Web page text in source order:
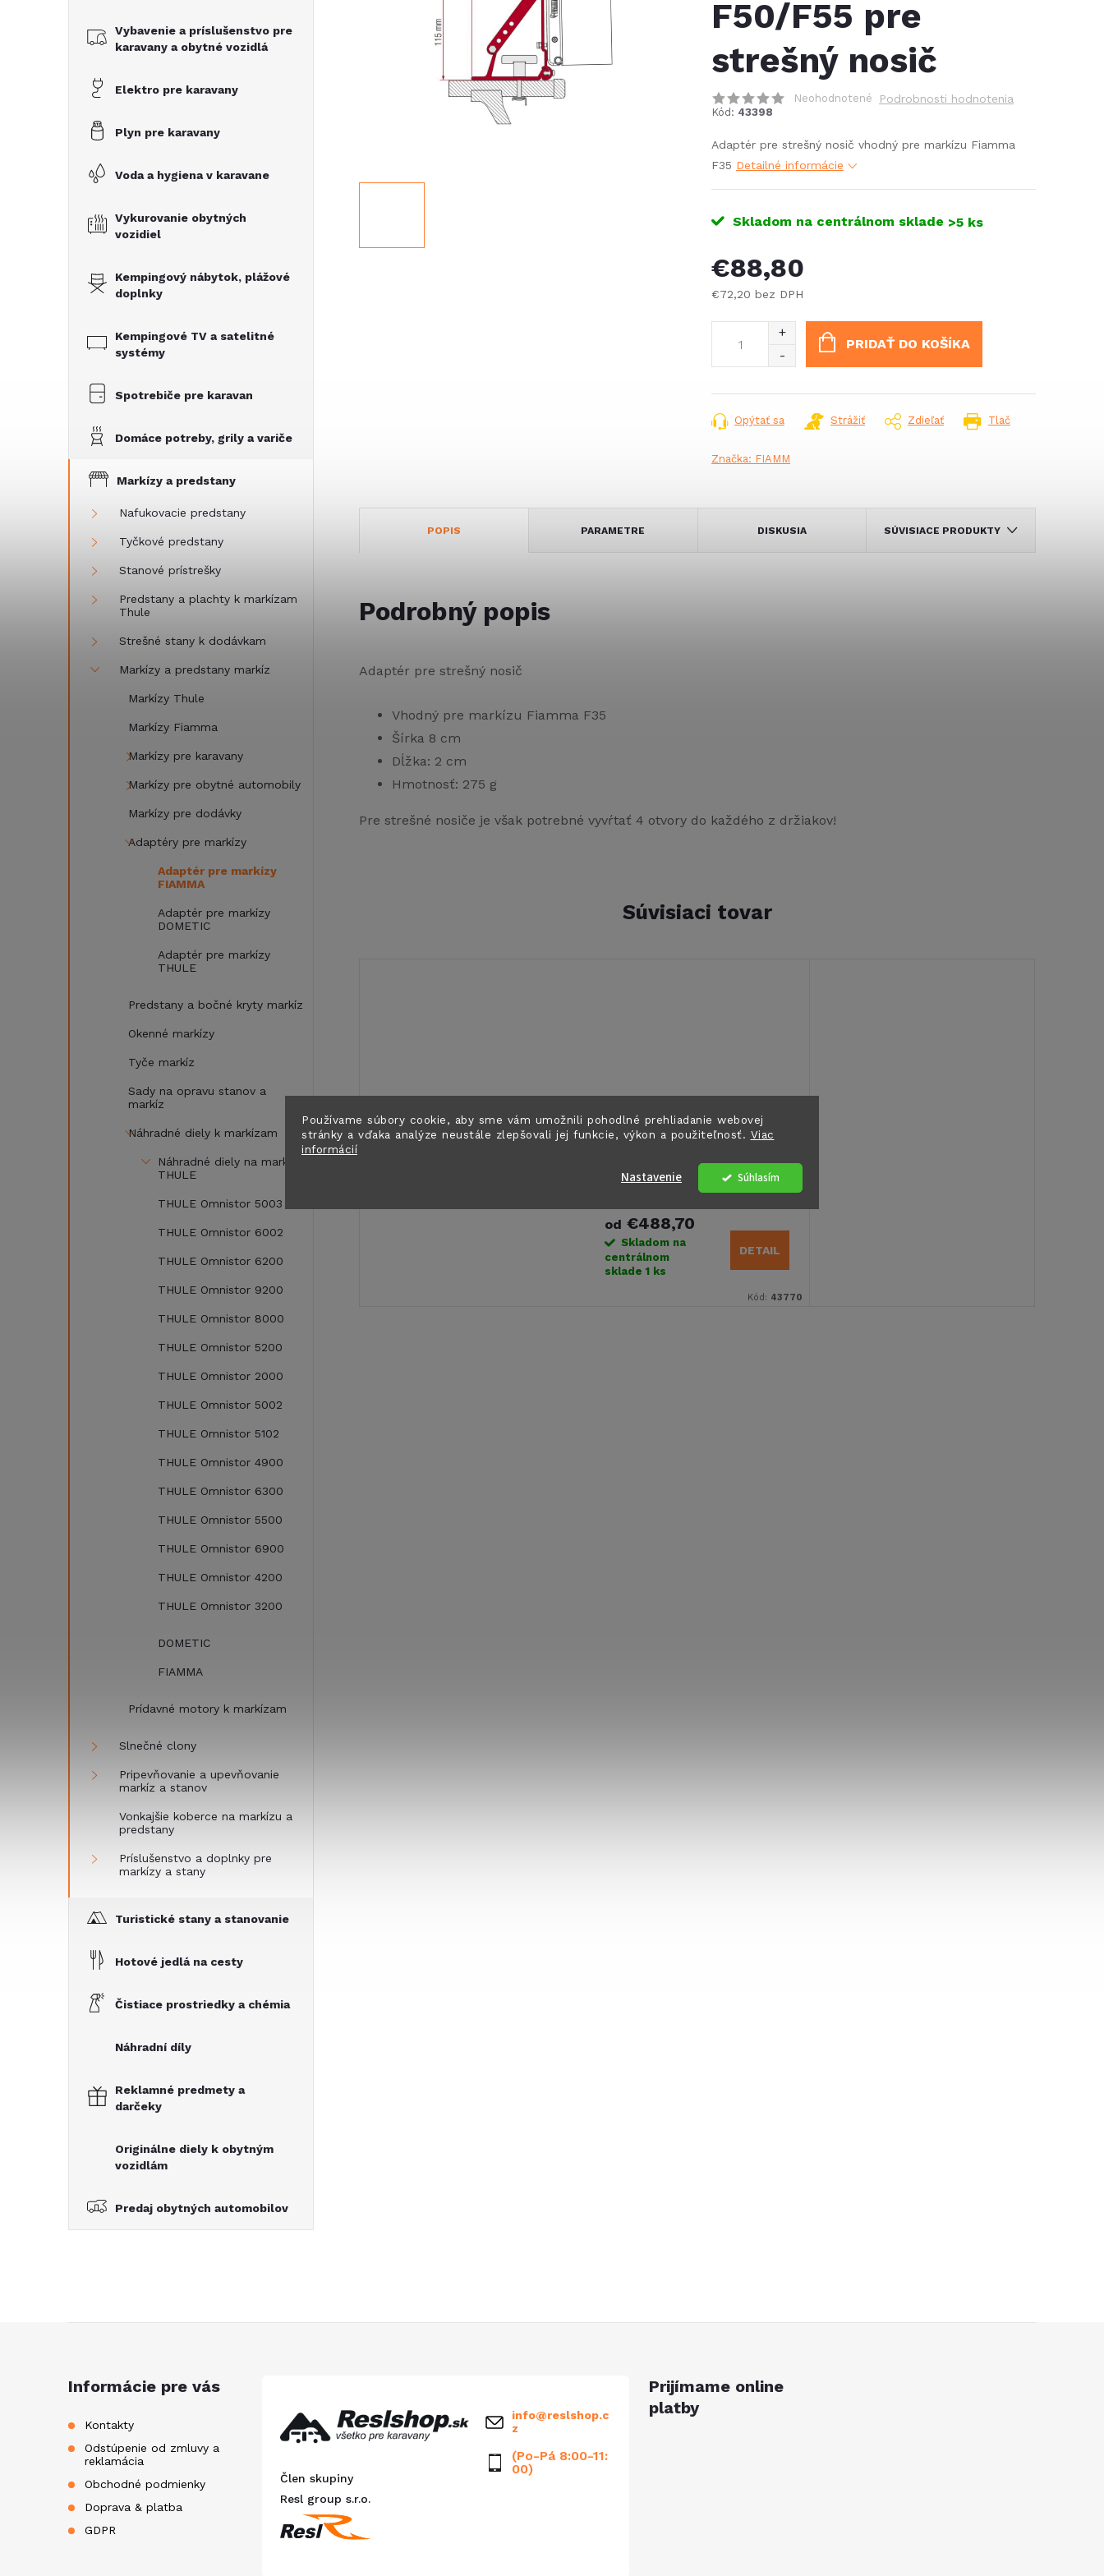
Používame súbory cookie, aby sme vám umožnili pohodlné prehliadanie webovej
stránky a vďaka analýze neustále zlepšovali jej funkcie, výkon a použiteľnosť. Viac
informácií
Súhlasím
Nastavenie
Vybavenie a príslušenstvo pre
karavany a obytné vozidlá
Elektro pre karavany
Plyn pre karavany
Voda a hygiena v karavane
Vykurovanie obytných
vozidiel
Kempingový nábytok, plážové
doplnky
Kempingové TV a satelitné
systémy
Spotrebiče pre karavan
Domáce potreby, grily a variče
Markízy a predstany
Nafukovacie predstany
Tyčkové predstany
Stanové prístrešky
Predstany a plachty k markízam
Thule
Strešné stany k dodávkam
Markízy a predstany markíz
Markízy Thule
Markízy Fiamma
Markízy pre karavany
Markízy pre obytné automobily
Markízy pre dodávky
Adaptéry pre markízy
Adaptér pre markízy
FIAMMA
Adaptér pre markízy
DOMETIC
Adaptér pre markízy
THULE
Predstany a bočné kryty markíz
Okenné markízy
Tyče markíz
Sady na opravu stanov a
markíz
Náhradné diely k markízam
Náhradné diely na markízy
THULE
THULE Omnistor 5003
THULE Omnistor 6002
THULE Omnistor 6200
THULE Omnistor 9200
THULE Omnistor 8000
THULE Omnistor 5200
THULE Omnistor 2000
THULE Omnistor 5002
THULE Omnistor 5102
THULE Omnistor 4900
THULE Omnistor 6300
THULE Omnistor 5500
THULE Omnistor 6900
THULE Omnistor 4200
THULE Omnistor 3200
DOMETIC
FIAMMA
Prídavné motory k markízam
Slnečné clony
Pripevňovanie a upevňovanie
markíz a stanov
Vonkajšie koberce na markízu a
predstany
Príslušenstvo a doplnky pre
markízy a stany
Turistické stany a stanovanie
Hotové jedlá na cesty
Čistiace prostriedky a chémia
Náhradní díly
Reklamné predmety a
darčeky
Originálne diely k obytným
vozidlám
Predaj obytných automobilov
F50/F55 pre
strešný nosič
Neohodnotené Podrobnosti hodnotenia
Kód: 43398
Adaptér pre strešný nosič vhodný pre markízu Fiamma
F35 Detailné informácie
Skladom na centrálnom sklade >5 ks
€88,80
€72,20 bez DPH
PRIDAŤ DO KOŠÍKA
Tlač
Opýtať sa Strážiť Zdieľať
Značka: FIAMM
POPIS PARAMETRE DISKUSIA SÚVISIACE PRODUKTY
Podrobný popis
Adaptér pre strešný nosič
Vhodný pre markízu Fiamma F35
Šírka 8 cm
Dĺžka: 2 cm
Hmotnosť: 275 g
Pre strešné nosiče je však potrebné vyvŕtať 4 otvory do každého z držiakov!
Súvisiaci tovar
Kompaktná markíza
Fiamma F35pro
od €488,70
Skladom na
centrálnom
sklade 1 ks
DETAIL
Kód: 43770
Informácie pre vás
Kontakty
Odstúpenie od zmluvy a
reklamácia
Obchodné podmienky
Doprava & platba
GDPR
Člen skupiny
Resl group s.r.o.
info@reslshop.c
z
(Po-Pá 8:00-11:
00)
Prijímame online
platby